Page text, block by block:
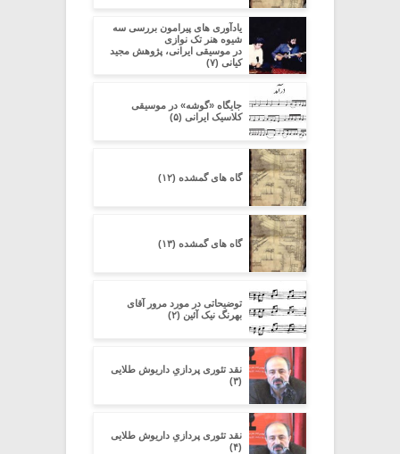
یادآوری های پیرامون بررسی سه
شیوه هنر تک نوازی
در موسیقی ایرانی، پژوهش مجید
کیانی (۷)
جایگاه «گوشه» در موسیقی
کلاسیک ایرانی (۵)
گاه های گمشده (۱۲)
گاه های گمشده (۱۳)
توضیحاتی در مورد مرور آقای
بهرنگ نیک آئین (۲)
نقد تئوری پردازیِ داریوش طلایی
(۳)
نقد تئوری پردازیِ داریوش طلایی
(۴)